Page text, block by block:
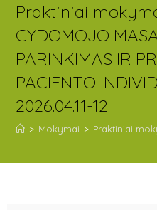
Praktiniai
GYDOMOJO
PARINKIMAS IR
PACIENTO
2026.04.11-12
> Mokymai > Praktiniai